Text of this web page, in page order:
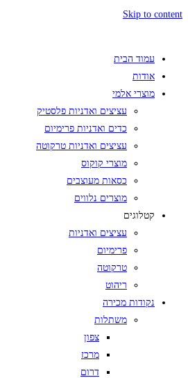
Skip to content
עמוד הבית
אודות
מוצרי אלמי
עציצים ואדניות פלסטיק
כדים ואדניות פרימיום
עציצים ואדניות טרקוטה
מוצרי קוקוס
כסאות מעוצבים
מוצרים נלווים
קטלוגים
עציצים ואדניות
פרימיום
טרקוטה
ריהוט
נקודות מכירה
משתלות
צפון
מרכז
דרום